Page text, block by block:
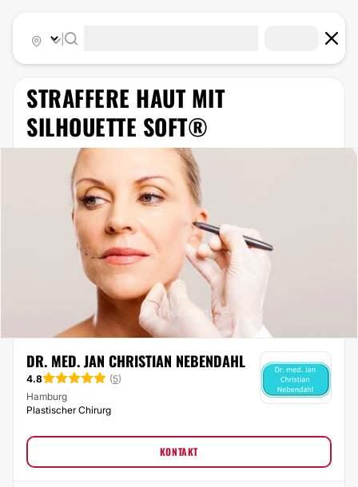
STRAFFERE HAUT MIT
SILHOUETTE SOFT®
DR. MED. JAN CHRISTIAN NEBENDAHL
4.8 (5)
Hamburg
Plastischer Chirurg
KONTAKT